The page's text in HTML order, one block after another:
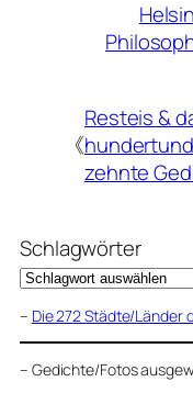
《
Resteis &
zehnte
Schlagwörter
– Die 272 Städte/Länder
– Gedichte/Fotos